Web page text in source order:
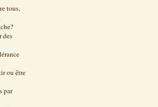
tous,
des
ou être
par